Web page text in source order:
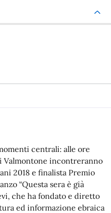
centrali: alle ore
Valmontone incontreranno
2018 e finalista Premio
“Questa sera è già
che ha fondato e diretto
ed informazione ebraica